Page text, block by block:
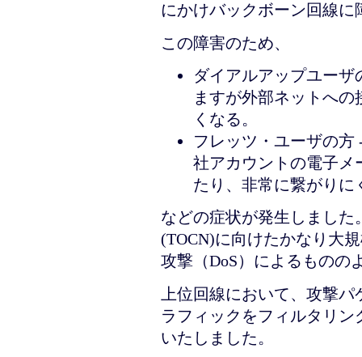
にかけバックボーン回線
この障害のため、
ダイアルアップユー
ますが外部ネットへ
くなる。
フレッツ・ユーザの
社アカウントの電子メ
たり、非常に繋がりに
などの症状が発生しまし
(TOCN)に向けたかなり大
攻撃（DoS）によるものの
上位回線において、攻撃
ラフィックをフィルタリ
いたしました。